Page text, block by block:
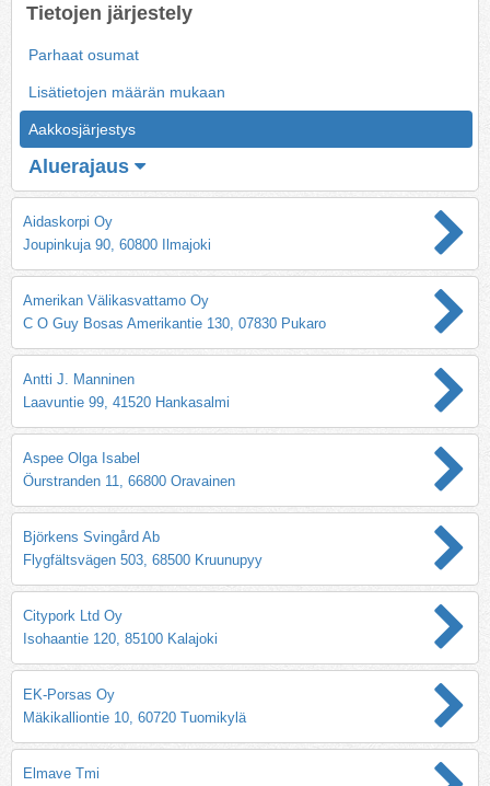
Tietojen järjestely
Parhaat osumat
Lisätietojen määrän mukaan
Aakkosjärjestys
Aluerajaus
Aidaskorpi Oy
Joupinkuja 90, 60800 Ilmajoki
Amerikan Välikasvattamo Oy
C O Guy Bosas Amerikantie 130, 07830 Pukaro
Antti J. Manninen
Laavuntie 99, 41520 Hankasalmi
Aspee Olga Isabel
Öurstranden 11, 66800 Oravainen
Björkens Svingård Ab
Flygfältsvägen 503, 68500 Kruunupyy
Citypork Ltd Oy
Isohaantie 120, 85100 Kalajoki
EK-Porsas Oy
Mäkikalliontie 10, 60720 Tuomikylä
Elmave Tmi